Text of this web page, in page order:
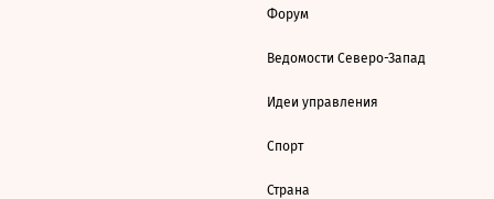
Форум
Ведомости Северо-Запад
Идеи управления
Спорт
Страна